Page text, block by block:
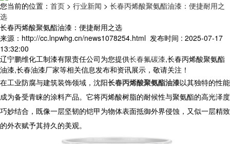
您当前的位置： 首页 > 行业新闻 > 长春丙烯酸聚氨酯油漆：便捷耐用之
选
长春丙烯酸聚氨酯油漆：便捷耐用之选
来源：http://cc.lnpwhg.cn/news1078254.html 发布时间 : 2025-07-17
13:32:00
辽宁鹏维化工制漆有限责任公司为您提供长春氟碳漆,长春丙烯酸聚氨酯
油漆,长春油漆厂家等相关信息发布和资讯展示，敬请关注！
在工业防腐与建筑装饰领域，沈阳长春丙烯酸聚氨酯油漆以其独特的性能
成为备受青睐的涂料产品。它将丙烯酸树脂的耐候性与聚氨酯的高光泽度
巧妙结合，既像一层坚韧的铠甲为物体表面抵御外界侵蚀，又似一层精致
的外衣赋予其持久的美观。